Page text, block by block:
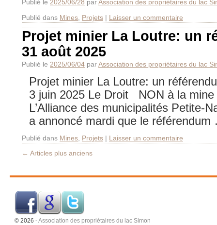
Publié le 2025/06/28 parAssociation des propriétaires du lac
Publié dans Mines Projets | Laisser un commentaire
Projet minier La Loutre: un
31 août 2025
Publié le 2025/06/04 parAssociation des propriétaires du lac
Projet minier La Loutre: un
3 juin 2025 Le Droit NON à la
L’Alliance des municipalités Petite-
a annoncé mardi que le
Publié dans Mines Projets | Laisser un commentaire
← Articles plus anciens
© 2026 -Association des propriétaires du lac Simon